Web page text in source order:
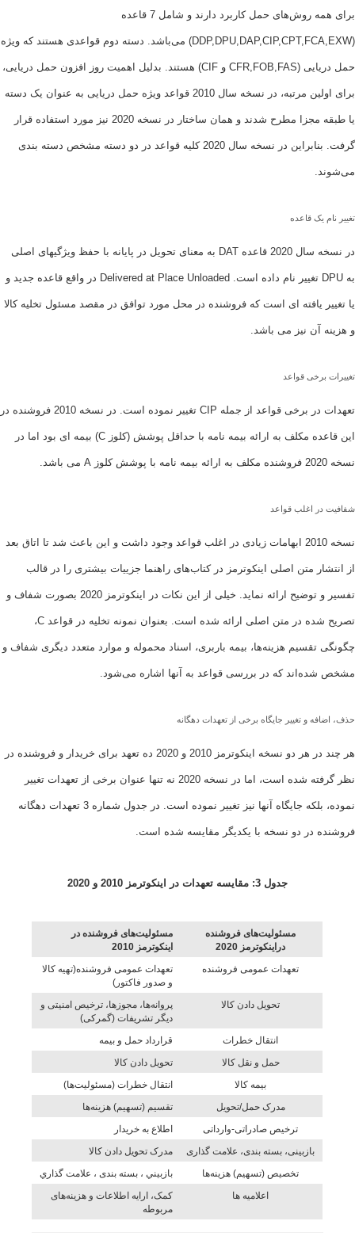
برای همه روش‌های حمل کاربرد دارند و شامل 7 قاعده
(DDP,DPU,DAP,CIP,CPT,FCA,EXW) می‌باشد. دسته دوم قواعدی هستند که ویژه
حمل دریایی (CFR,FOB,FAS و CIF) هستند. بدلیل اهمیت روز افزون حمل دریایی،
برای اولین مرتبه، در نسخه سال 2010 قواعد ویژه حمل دریایی به عنوان یک دسته
یا طبقه مجزا مطرح شدند و همان ساختار در نسخه 2020 نیز مورد استفاده قرار
گرفت. بنابراین در نسخه سال 2020 کلیه قواعد در دو دسته مشخص دسته بندی
قاعده
در نسخه سال 2020 قاعده DAT به معنای تحویل در پایانه با حفظ ویژگیهای اصلی
به DPU تغییر نام داده است. Delivered at Place Unloaded در واقع قاعده جدید و
یافته ای است که فروشنده در محل مورد توافق در مقصد مسئول تخلیه کالا
آن نیز می باشد.
قواعد
تعهدات در برخی قواعد از جمله CIP تغییر نموده است. در نسخه 2010 فروشنده در
این قاعده مکلف به ارائه بیمه نامه با حداقل پوشش (کلوز C) بیمه ای بود اما در
اغلب قواعد
نسخه 2010 ابهامات زیادی در اغلب قواعد وجود داشت و این باعث شد تا اتاق بعد
متن اصلی اینکوترمز در کتاب‌های راهنما جزییات بیشتری را در قالب
تفسیر و توضیح ارائه نماید. خیلی از این نکات در اینکوترمز 2020 بصورت شفاف و
تصریح شده در متن اصلی ارائه شده است. بعنوان نمونه تخلیه در قواعد C،
هزینه‌ها، بیمه باربری، اسناد محموله و موارد متعدد دیگری شفاف و
که در بررسی قواعد به آنها اشاره می‌شود.
و تغییر جایگاه برخی از تعهدات دهگانه
هر چند در هر دو نسخه اینکوترمز 2010 و 2020 ده تعهد برای خریدار و فروشنده در
نظر گرفته شده است، اما در نسخه 2020 نه تنها عنوان برخی از تعهدات تغییر
نموده، بلکه جایگاه آنها نیز تغییر نموده است. در جدول شماره 3 تعهدات دهگانه
در دو نسخه با یکدیگر مقایسه شده است.
مسئولیت‌های فروشنده
دراینکوترمز 2020
مسئولیت‌های فروشنده در
اینکوترمز 2010
تعهدات عمومی فروشنده
تعهدات عمومی فروشنده(تهیه کالا
و صدور فاکتور)
تحويل دادن کالا
پروانه‌ها‌، مجوزها، ترخیص امنیتی و
دیگر تشريفات (گمرکی)
انتقال خطرات قرارداد حمل و بيمه
حمل و نقل کالا تحويل دادن کالا
انتقال خطرات (مسئولیت‌ها)
مدرک حمل/تحویل تقسيم (تسهیم) هزينه‌ها
ترخیص صادراتی-وارداتی اطلاع به خريدار
بازبينی، بسته بندی، علامت گذاری مدرک تحويل دادن کالا
تخصیص (تسهیم) هزینه‌ها بازبيني ، بسته بندی ، علامت گذاري
کمک، ارایه اطلاعات و هزینه‌های